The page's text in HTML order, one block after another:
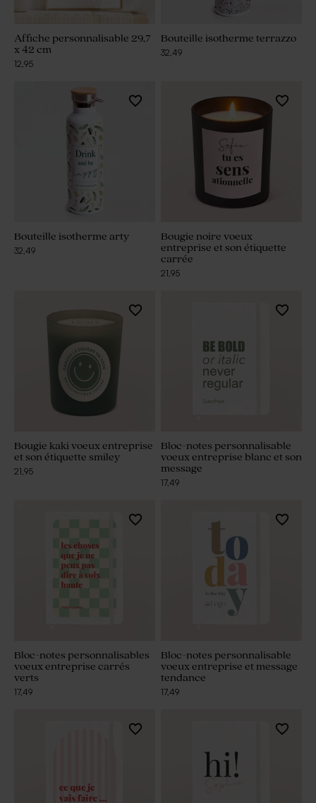
Affiche personnalisable 29,7
x 42 cm
12,95
Bouteille isotherme terrazzo
32,49
Bouteille isotherme arty
32,49
Bougie noire voeux
entreprise et son étiquette
carrée
21,95
Bougie kaki voeux entreprise
et son étiquette smiley
21,95
Bloc-notes personnalisable
voeux entreprise blanc et son
message
17,49
Bloc-notes personnalisables
voeux entreprise carrés
verts
17,49
Bloc-notes personnalisable
voeux entreprise et message
tendance
17,49